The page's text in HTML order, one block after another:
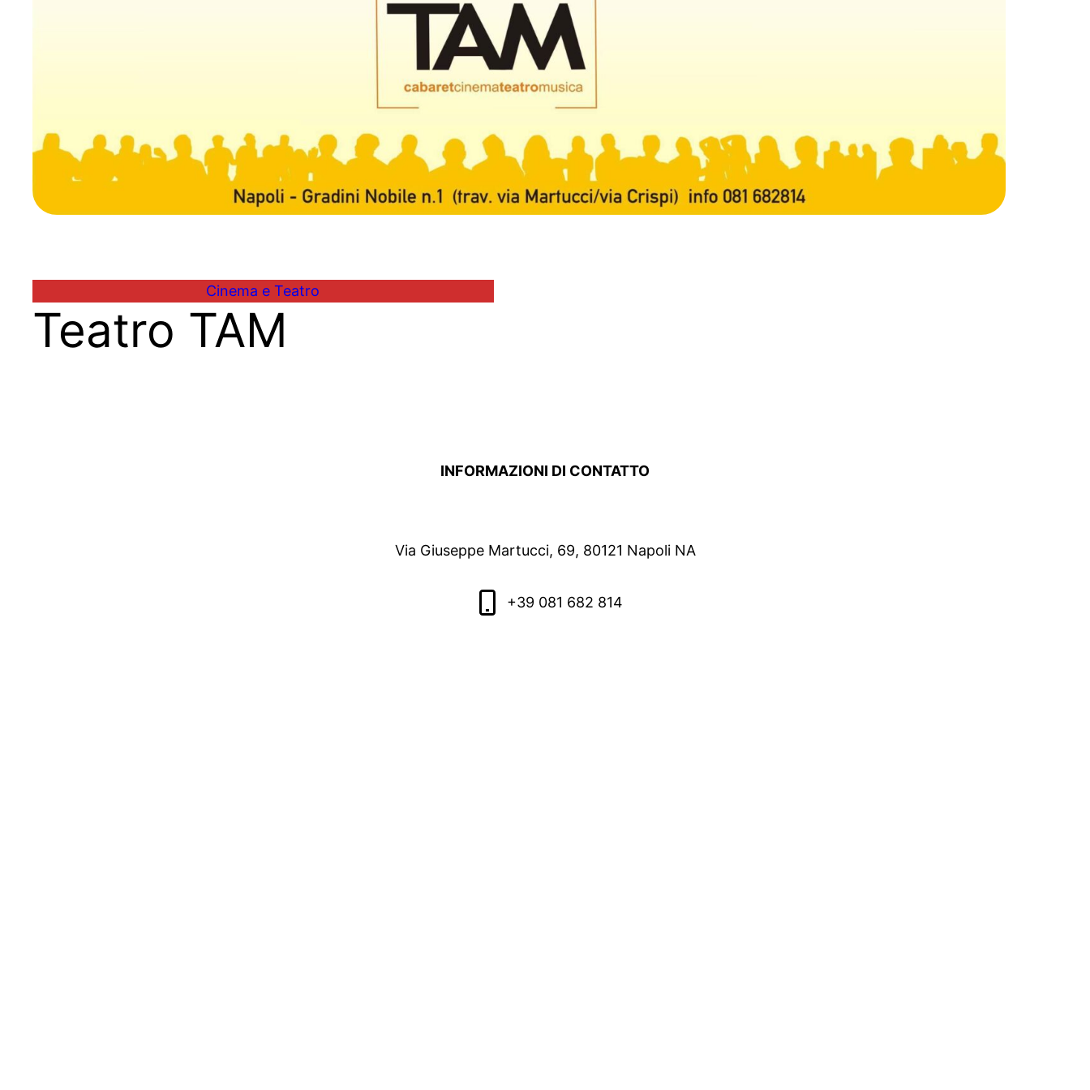
Cinema e Teatro
Teatro TAM
INFORMAZIONI DI CONTATTO
Via Giuseppe Martucci, 69, 80121 Napoli NA
+39 081 682 814